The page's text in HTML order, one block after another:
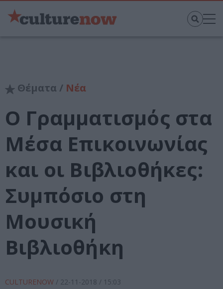
Θέματα / Νέα
Ο Γραμματισμός στα
Μέσα Επικοινωνίας
και οι Βιβλιοθήκες:
Συμπόσιο στη
Μουσική
Βιβλιοθήκη
CULTURENOW / 22-11-2018 / 15:03